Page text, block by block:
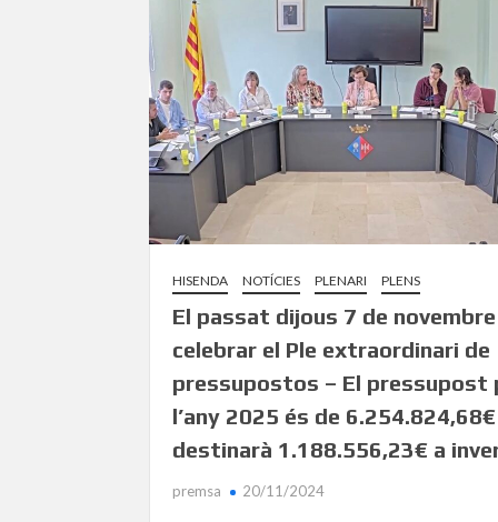
HISENDA NOTÍCIES PLENARI PLENS
El passat dijous 7 de
celebrar el Ple extraordinari de
pressupostos – El pressupost
l’any 2025 és de
destinarà 1.188.556,23€ a
premsa 20/11/2024